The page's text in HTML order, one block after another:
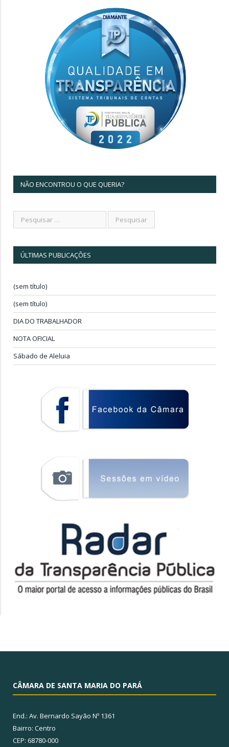
NÃO ENCONTROU O QUE QUERIA?
ÚLTIMAS PUBLICAÇÕES
(sem título)
(sem título)
DIA DO TRABALHADOR
NOTA OFICIAL
Sábado de Aleluia
CÂMARA DE SANTA MARIA DO PARÁ
End.: Av. Bernardo Sayão Nº 1361
Bairro: Centro
CEP: 68780-000